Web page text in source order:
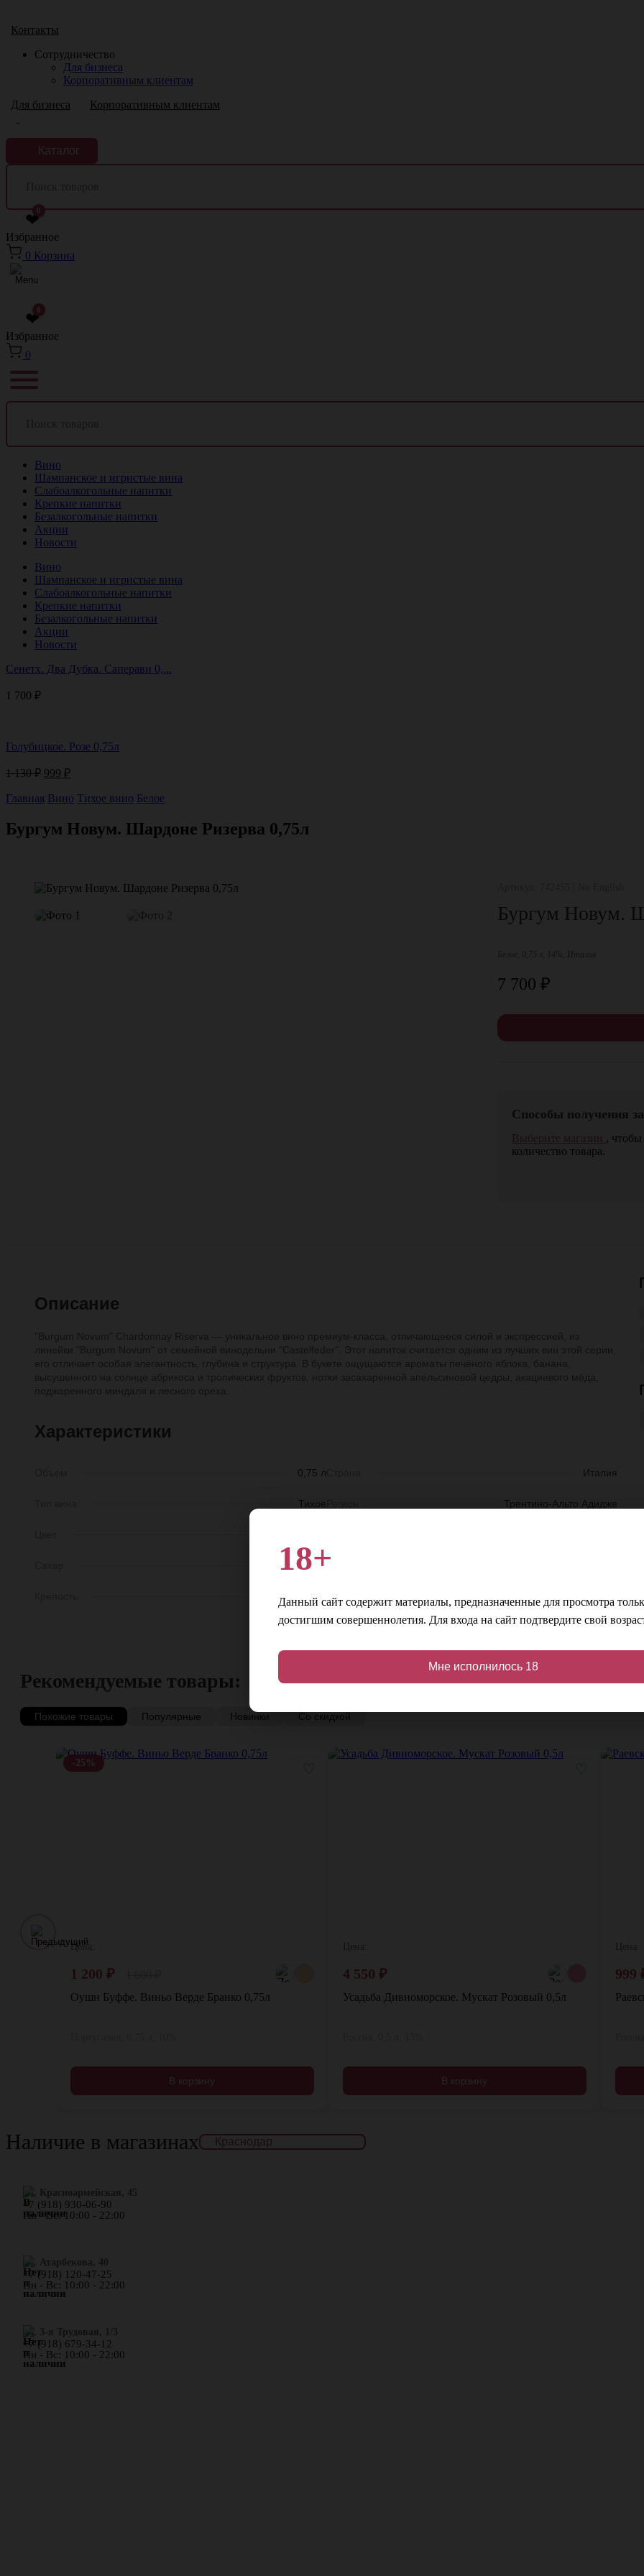
Контакты
Сотрудничество
Для бизнеса
Корпоративным клиентам
Для бизнеса
Корпоративным клиентам
Каталог
❤
0
Избранное
0 Корзина
❤
0
Избранное
0
Вино
Шампанское и игристые вина
Слабоалкогольные напитки
Крепкие напитки
Безалкогольные напитки
Акции
Новости
Вино
Шампанское и игристые вина
Слабоалкогольные напитки
Крепкие напитки
Безалкогольные напитки
Акции
Новости
Сенетх. Два Дубка. Саперави 0,...
1 700 ₽
Голубицкое. Розе 0,75л
1 130₽ Первоначальная
составляла
130 ₽.
999 ₽Текущая
999 ₽.
Главная Вино Тихое вино Белое
Бургум Новум. Шардоне Ризерва 0,75л
Бургум Новум.
7 700 ₽
Способы получения
Выберите магазин , чтобы
количество товара.
Описание
Характеристики
0,75 л
Тихое
Сухое
14%
Италия
Трентино-Альто Адидже
Рекомендуемые товары:
Похожие товары Популярные Новинки Со скидкой
-25%
Цена:
1 200 ₽
Оушн Буффе. Виньо Верде Бранко 0,75л
В корзину
4 550 ₽
Усадьба Дивноморское. Мускат Розовый 0,5л
В корзину
999
Наличие в магазинах
ул. Красноармейская, 45
+7 (918) 930-06-90
Пн - Вс: 10:00 - 22:00
​ул. Атарбекова, 40
+7 (918) 120-47-25
Пн - Вс: 10:00 - 22:00
ул. 3-я Трудовая, 1/3
+7 (918) 679-34-12
Пн - Вс: 10:00 - 22:00
18+
Данный сайт содержит материалы, предназначенные для просмотра
достигшим совершеннолетия. Для входа на сайт подтвердите свой
Мне исполнилось 18